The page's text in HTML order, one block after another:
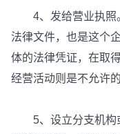
4、发给营业执照
法律文件，也是这个
体的法律凭证，在取
经营活动则是不允许的
5、设立分支机构